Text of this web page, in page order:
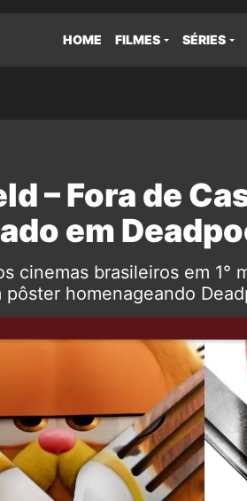
HOME FILMES SÉRIES
– Fora de
em
cinemas brasileiros em 1°
pôster homenageando